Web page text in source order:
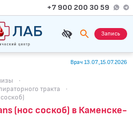
+7 900 200 30 59
Запись
Врач 13.07.,15.07.2026
·
тракта
·
(нос соскоб) в Каменске-